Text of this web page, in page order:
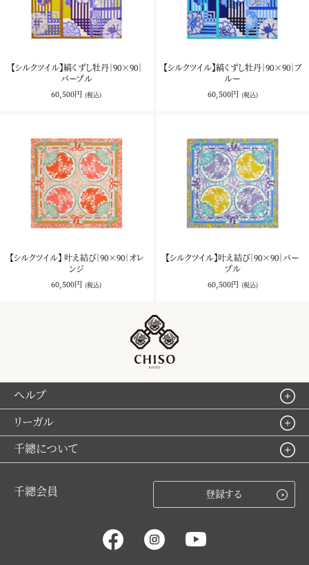
【シルクツイル】縞くずし牡丹｜90×90｜
パープル
60,500円 (税込)
【シルクツイル】縞くずし牡丹｜90×90｜ブ
ルー
60,500円 (税込)
【シルクツイル】 叶え結び｜90×90｜オレ
ンジ
60,500円 (税込)
【シルクツイル】叶え結び｜90×90｜パー
プル
60,500円 (税込)
ヘルプ
リーガル
千總について
千總会員 登録する